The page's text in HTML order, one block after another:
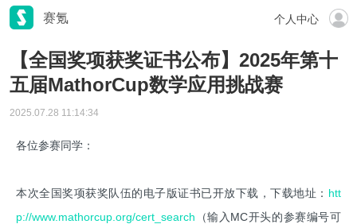
赛氪 个人中心
【全国奖项获奖证书公布】2025年第十
五届MathorCup数学应用挑战赛
2025.07.28 11:14:34
各位参赛同学：
本次全国奖项获奖队伍的电子版证书已开放下载，下载地址： htt
p://www.mathorcup.org/cert_search （输入MC开头的参赛编号可